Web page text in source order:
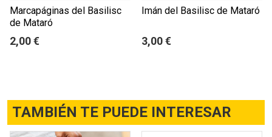
Marcapáginas del Basilisc
de Mataró
2,00 €
Imán del Basilisc de Mataró
3,00 €
TAMBIÉN TE PUEDE INTERESAR